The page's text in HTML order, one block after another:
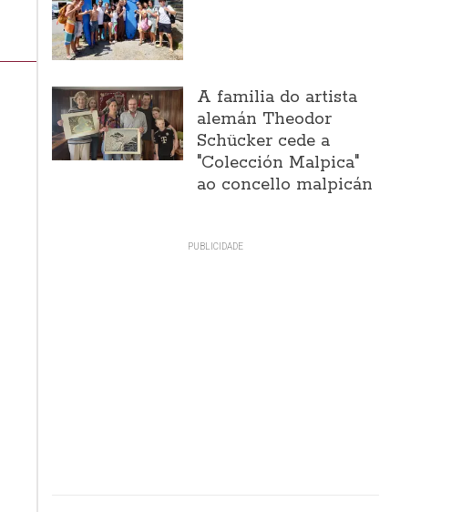
A familia do artista
alemán Theodor
Schücker cede a
"Colección Malpica"
ao concello malpicán